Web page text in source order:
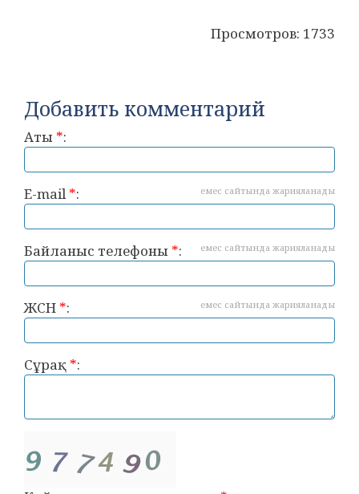
Просмотров: 1733
Добавить комментарий
Аты *:
E-mail*: емес сайтында жарияланады
Байланыс телефоны *: емес сайтында жарияланады
ЖСН *: емес сайтында жарияланады
Сұрақ *: